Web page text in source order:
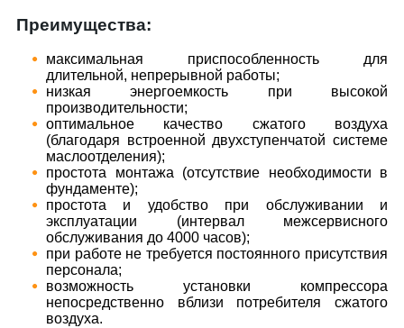
Преимущества:
максимальная приспособленность для
длительной, непрерывной работы;
низкая энергоемкость при высокой
производительности;
оптимальное качество сжатого воздуха
(благодаря встроенной двухступенчатой системе
маслоотделения);
простота монтажа (отсутствие необходимости в
фундаменте);
простота и удобство при обслуживании и
эксплуатации (интервал межсервисного
обслуживания до 4000 часов);
при работе не требуется постоянного присутствия
персонала;
возможность установки компрессора
непосредственно вблизи потребителя сжатого
воздуха.